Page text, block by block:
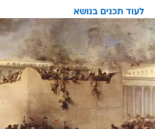
לעוד תכנים בנושא